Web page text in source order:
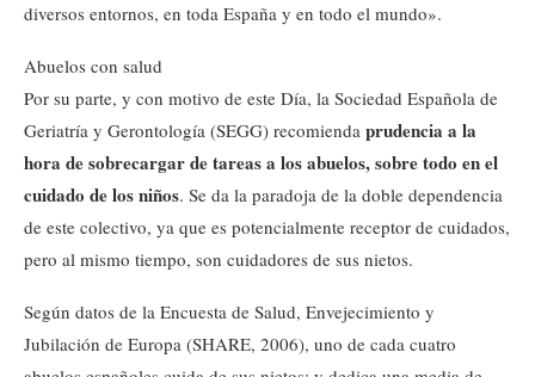
diversos entornos, en toda España y en todo el mundo».
Abuelos con salud
Por su parte, y con motivo de este Día, la Sociedad Española de
Geriatría y Gerontología (SEGG) recomienda prudencia a la
hora de sobrecargar de tareas a los abuelos, sobre todo en el
cuidado de los niños. Se da la paradoja de la doble dependencia
de este colectivo, ya que es potencialmente receptor de cuidados,
pero al mismo tiempo, son cuidadores de sus nietos.
Según datos de la Encuesta de Salud, Envejecimiento y
Jubilación de Europa (SHARE, 2006), uno de cada cuatro